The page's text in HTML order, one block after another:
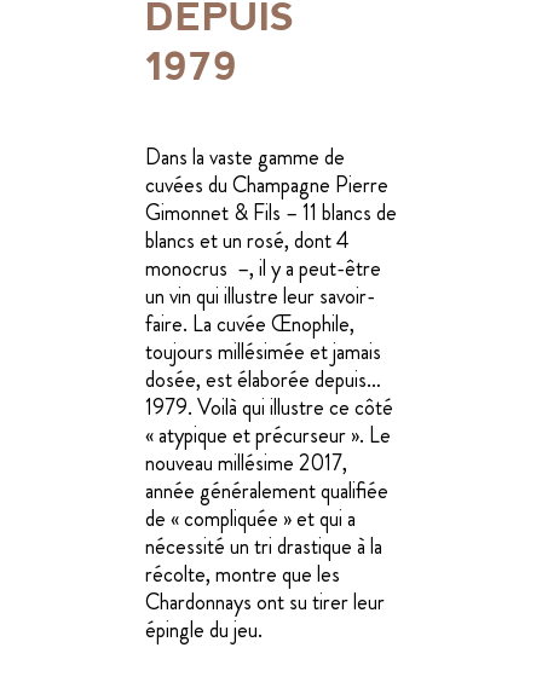
DEPUIS
1979
Dans la vaste gamme de
cuvées du Champagne Pierre
Gimonnet & Fils – 11 blancs de
blancs et un rosé, dont 4
monocrus –, il y a peut-être
un vin qui illustre leur savoir-
faire. La cuvée Œnophile,
toujours millésimée et jamais
dosée, est élaborée depuis…
1979. Voilà qui illustre ce côté
« atypique et précurseur ». Le
nouveau millésime 2017,
année généralement qualifiée
de « compliquée » et qui a
nécessité un tri drastique à la
récolte, montre que les
Chardonnays ont su tirer leur
épingle du jeu.